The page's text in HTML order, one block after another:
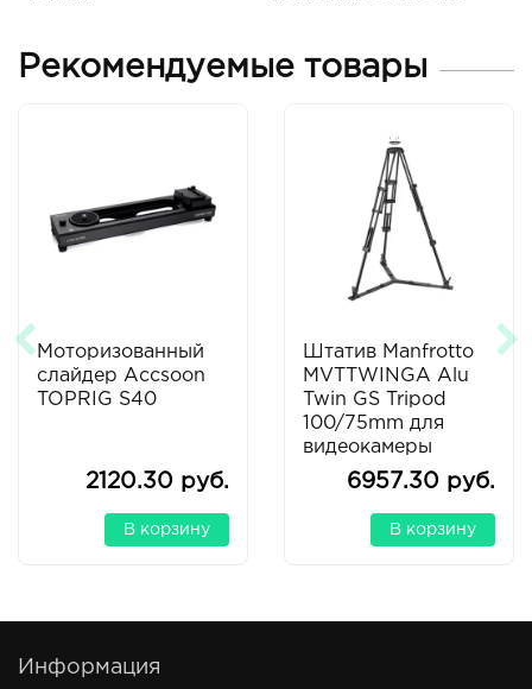
Рекомендуемые товары
Моторизованный
слайдер Accsoon
TOPRIG S40
2120.30 руб.
В корзину
Штатив Manfrotto
MVTTWINGA Alu
Twin GS Tripod
100/75mm для
видеокамеры
6957.30 руб.
В корзину
Информация